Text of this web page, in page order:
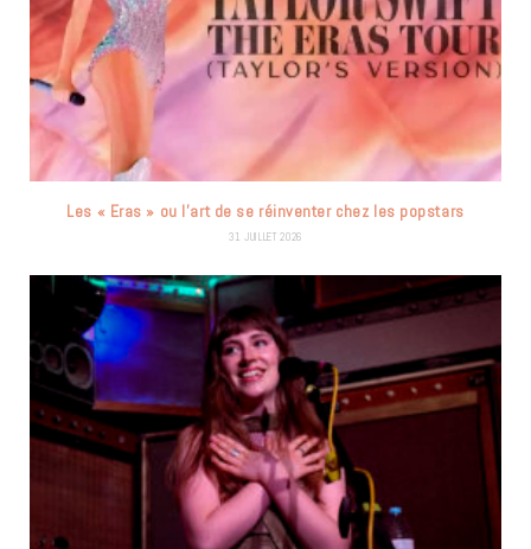
Les « Eras » ou l’art de se réinventer chez les popstars
31 JUILLET 2026